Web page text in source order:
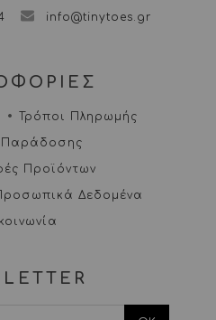
info@tinytoes.gr
Τρόποι Πληρωμής
Παράδοσης
Προϊόντων
Δεδομένα